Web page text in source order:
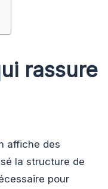
rassure
affiche des
la structure de
pour